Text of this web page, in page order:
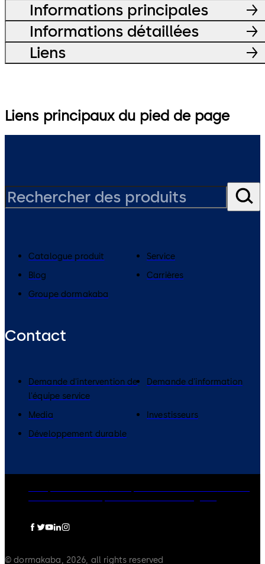
Informations principales
Informations détaillées
Liens
Liens principaux du pied de page
Catalogue produit
Service
Blog
Carrières
Groupe dormakaba
Contact
Demande d'intervention de
l'équipe service
Demande d'information
Media
Investisseurs
Développement durable
© dormakaba, 2026, all rights reserved